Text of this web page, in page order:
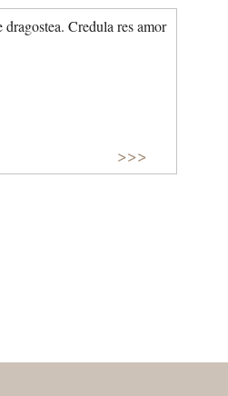
Credula res amor
>>>